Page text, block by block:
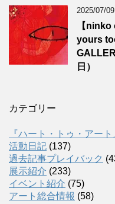
2025/07/09
【
yours
日）
カテゴリー
『ハート・トゥ・アート
活動日記 (137)
過去記事プレイバック
展示紹介 (233)
イベント紹介 (75)
アート総合情報 (58)